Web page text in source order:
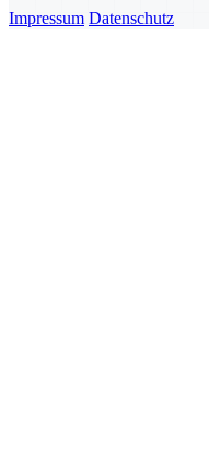
Impressum Datenschutz